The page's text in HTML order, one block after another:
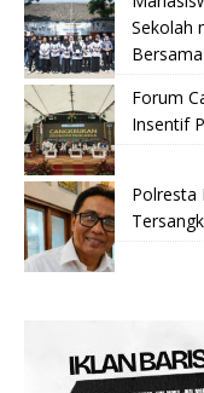
Sekolah
Forum
Insentif
Polresta